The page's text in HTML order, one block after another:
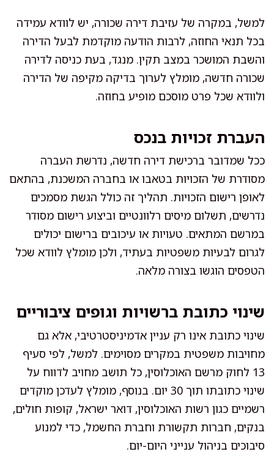
למשל, במקרה של עזיבת דירה שכורה, יש לוודא עמידה
בכל תנאי החוזה, לרבות הודעה מוקדמת לבעל הדירה
והשבת המושכר במצב תקין. מנגד, בעת כניסה לדירה
שכורה חדשה, מומלץ לערוך בדיקה מקיפה של הדירה
ולוודא שכל פרט מוסכם מופיע בחוזה.
העברת זכויות בנכס
ככל שמדובר ברכישת דירה חדשה, נדרשת העברה
מסודרת של הזכויות בטאבו או בחברה המשכנת, בהתאם
לאופן רישום הזכויות. תהליך זה כולל הגשת מסמכים
נדרשים, תשלום מיסים רלוונטיים וביצוע רישום מסודר
במרשם המתאים. טעויות או עיכובים ברישום יכולים
לגרום לבעיות משפטיות בעתיד, ולכן מומלץ לוודא שכל
הטפסים הוגשו בצורה מלאה.
שינוי כתובת ברשויות וגופים ציבוריים
שינוי כתובת אינו רק עניין אדמיניסטרטיבי, אלא גם
מחויבות משפטית במקרים מסוימים. למשל, לפי סעיף
13 לחוק מרשם האוכלוסין, כל תושב מחויב לדווח על
שינוי כתובתו תוך 30 יום. בנוסף, מומלץ לעדכן מוקדים
רשמיים כגון רשות האוכלוסין, דואר ישראל, קופות חולים,
בנקים, חברות תקשורת וחברת החשמל, כדי למנוע
סיבוכים בניהול ענייני היום-יום.